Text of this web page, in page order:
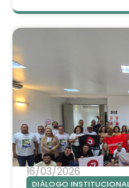
16/03/2026
DIÁLOGO